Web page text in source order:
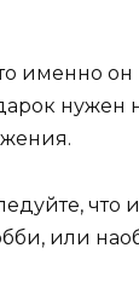
именно
нужен
что
или